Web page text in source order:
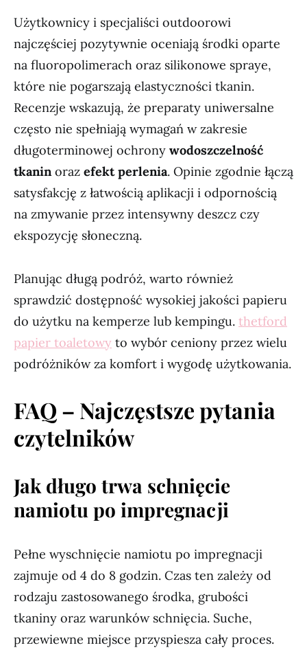
Użytkownicy i specjaliści outdoorowi
najczęściej pozytywnie oceniają środki oparte
na fluoropolimerach oraz silikonowe spraye,
które nie pogarszają elastyczności tkanin.
Recenzje wskazują, że preparaty uniwersalne
często nie spełniają wymagań w zakresie
długoterminowej ochrony wodoszczelność
tkaninoraz efekt perlenia. Opinie zgodnie łączą
satysfakcję z łatwością aplikacji i odpornością
na zmywanie przez intensywny deszcz czy
ekspozycję słoneczną.
Planując długą podróż, warto również
sprawdzić dostępność wysokiej jakości papieru
do użytku na kemperze lub kempingu. thetford
papier toaletowy to wybór ceniony przez wielu
podróżników za komfort i wygodę użytkowania.
FAQ – Najczęstsze pytania
czytelników
Jak długo trwa schnięcie
namiotu po impregnacji
Pełne wyschnięcie namiotu po impregnacji
zajmuje od 4 do 8 godzin. Czas ten zależy od
rodzaju zastosowanego środka, grubości
tkaniny oraz warunków schnięcia. Suche,
przewiewne miejsce przyspiesza cały proces.